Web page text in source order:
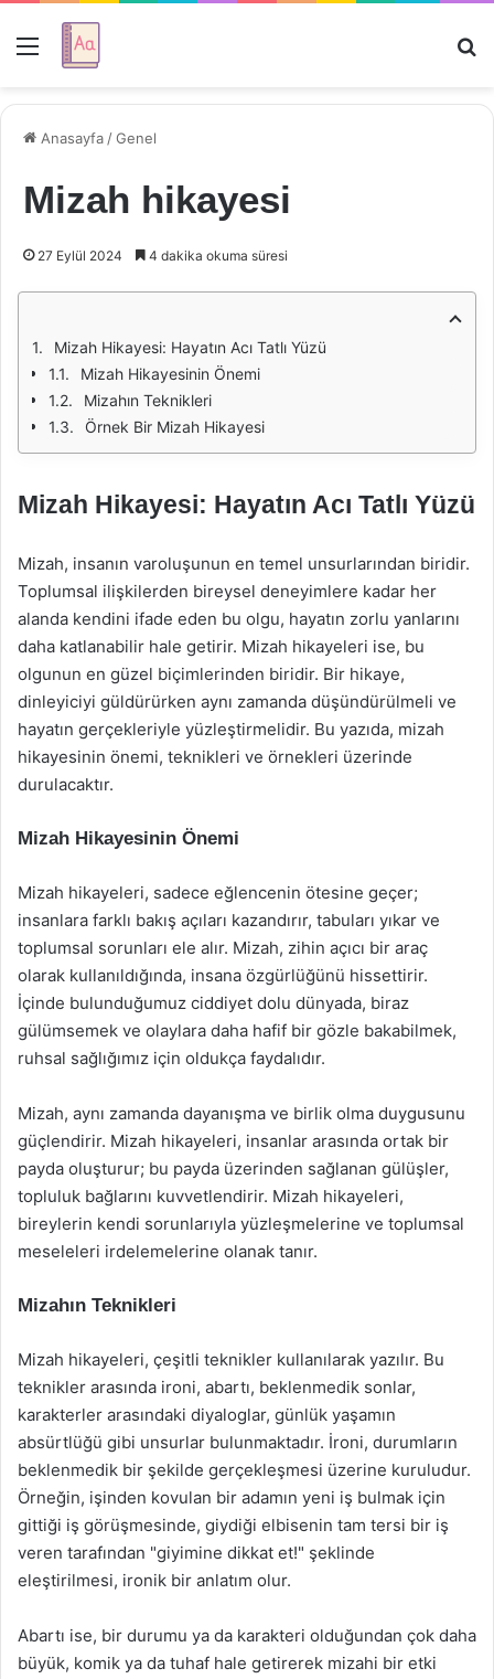
Menü
Anasayfa /Genel
Mizah hikayesi
27 Eylül 2024 4 dakika okuma süresi
Mizah Hikayesi: Hayatın Acı Tatlı Yüzü
Mizah Hikayesinin Önemi
Mizahın Teknikleri
Örnek Bir Mizah Hikayesi
Mizah Hikayesi: Hayatın Acı Tatlı Yüzü
Mizah, insanın varoluşunun en temel unsurlarından biridir.
Toplumsal ilişkilerden bireysel deneyimlere kadar her
alanda kendini ifade eden bu olgu, hayatın zorlu yanlarını
daha katlanabilir hale getirir. Mizah hikayeleri ise, bu
olgunun en güzel biçimlerinden biridir. Bir hikaye,
dinleyiciyi güldürürken aynı zamanda düşündürülmeli ve
hayatın gerçekleriyle yüzleştirmelidir. Bu yazıda, mizah
hikayesinin önemi, teknikleri ve örnekleri üzerinde
durulacaktır.
Mizah Hikayesinin Önemi
Mizah hikayeleri, sadece eğlencenin ötesine geçer;
insanlara farklı bakış açıları kazandırır, tabuları yıkar ve
toplumsal sorunları ele alır. Mizah, zihin açıcı bir araç
olarak kullanıldığında, insana özgürlüğünü hissettirir.
İçinde bulunduğumuz ciddiyet dolu dünyada, biraz
gülümsemek ve olaylara daha hafif bir gözle bakabilmek,
ruhsal sağlığımız için oldukça faydalıdır.
Mizah, aynı zamanda dayanışma ve birlik olma duygusunu
güçlendirir. Mizah hikayeleri, insanlar arasında ortak bir
payda oluşturur; bu payda üzerinden sağlanan gülüşler,
topluluk bağlarını kuvvetlendirir. Mizah hikayeleri,
bireylerin kendi sorunlarıyla yüzleşmelerine ve toplumsal
meseleleri irdelemelerine olanak tanır.
Mizahın Teknikleri
Mizah hikayeleri, çeşitli teknikler kullanılarak yazılır. Bu
teknikler arasında ironi, abartı, beklenmedik sonlar,
karakterler arasındaki diyaloglar, günlük yaşamın
absürtlüğü gibi unsurlar bulunmaktadır. İroni, durumların
beklenmedik bir şekilde gerçekleşmesi üzerine kuruludur.
Örneğin, işinden kovulan bir adamın yeni iş bulmak için
gittiği iş görüşmesinde, giydiği elbisenin tam tersi bir iş
veren tarafından "giyimine dikkat et!" şeklinde
eleştirilmesi, ironik bir anlatım olur.
Abartı ise, bir durumu ya da karakteri olduğundan çok daha
büyük, komik ya da tuhaf hale getirerek mizahi bir etki